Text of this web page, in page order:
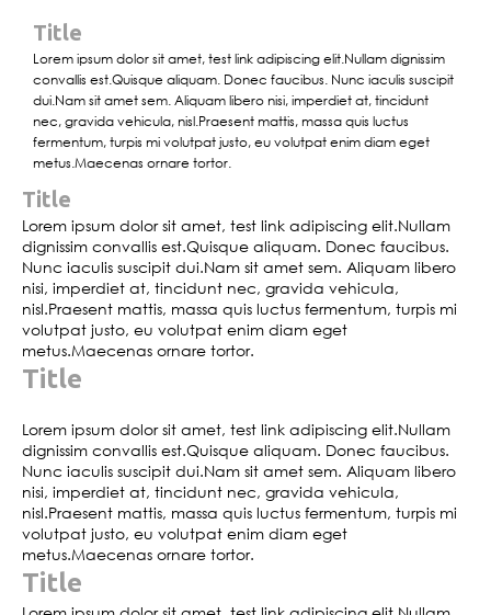
Title
Lorem ipsum dolor sit amet, test link adipiscing elit.Nullam dignissim
convallis est.Quisque aliquam. Donec faucibus. Nunc iaculis suscipit
dui.Namsit amet sem. Aliquam libero nisi, imperdiet at, tincidunt
nec, gravida vehicula, nisl.Praesent mattis, massa quis luctus
fermentum, turpis mi volutpat justo, eu volutpat enim diam eget
metus.Maecenas ornare tortor.
Title
Lorem ipsum dolor sit amet, test link adipiscing elit.Nullam
dignissim convallis est.Quisque aliquam. Donec faucibus.
Nunc iaculis suscipit dui.Nam sit amet sem. Aliquam libero
nisi, imperdiet at, tincidunt nec, gravida vehicula,
nisl.Praesent mattis, massa quis luctus fermentum, turpis mi
volutpat justo, eu volutpat enim diam eget
metus.Maecenas ornare tortor.
Title
Lorem ipsum dolor sit amet, test link adipiscing elit.Nullam
dignissim convallis est.Quisque aliquam. Donec faucibus.
Nunc iaculis suscipit dui.Nam sit amet sem. Aliquam libero
nisi, imperdiet at, tincidunt nec, gravida vehicula,
nisl.Praesent mattis, massa quis luctus fermentum, turpis mi
volutpat justo, eu volutpat enim diam eget
metus.Maecenas ornare tortor.
Title